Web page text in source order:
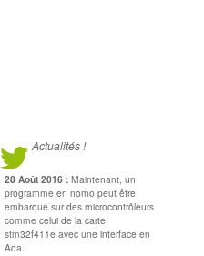
Actualités !
28 Août 2016 : Maintenant, un
programme en nomo peut être
embarqué sur des microcontrôleurs
comme celui de la carte
stm32f411e avec une interface en
Ada.